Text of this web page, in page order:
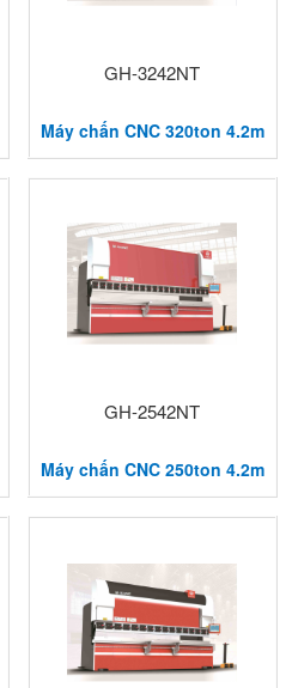
GH-3242NT
Máy chấn CNC 320ton 4.2m
GH-2542NT
Máy chấn CNC 250ton 4.2m